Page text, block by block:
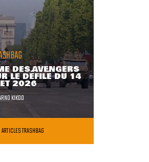
DES AVENGERS
LE DÉFILÉ DU 14
2026
KIKOO
TRASHBAG